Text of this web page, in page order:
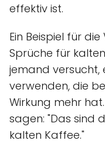
effektiv ist.
Ein Beispiel für
Sprüche für
jemand versucht,
verwenden, die
Wirkung mehr
sagen: "Das sind
kalten Kaffee."